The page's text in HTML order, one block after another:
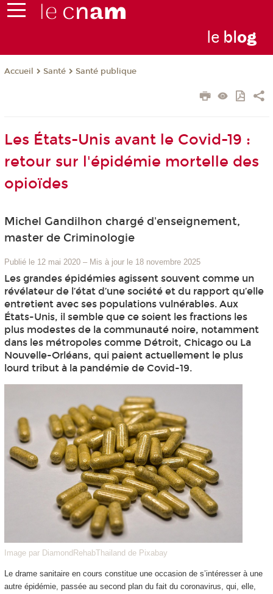
le blog
Accueil Santé Santé publique
Les États-Unis avant le Covid-19 :
retour sur l'épidémie mortelle des
opioïdes
Michel Gandilhon chargé d'enseignement,
master de Criminologie
Publié le 12 mai 2020 – Mis à jour le 18 novembre 2025
Les grandes épidémies agissent souvent comme un
révélateur de l’état d’une société et du rapport qu’elle
entretient avec ses populations vulnérables. Aux
États-Unis, il semble que ce soient les fractions les
plus modestes de la communauté noire, notamment
dans les métropoles comme Détroit, Chicago ou La
Nouvelle-Orléans, qui paient actuellement le plus
lourd tribut à la pandémie de Covid-19.
Image par DiamondRehabThailand de Pixabay
Le drame sanitaire en cours constitue une occasion de s’intéresser à une
autre épidémie, passée au second plan du fait du coronavirus, qui, elle,